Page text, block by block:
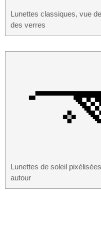
Lunettes classiques, vue
des verres
Lunettes de soleil
autour